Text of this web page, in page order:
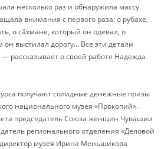
несколько раз и обнаружила массу
внимания с первого раза: о рубахе,
о сӑхмане, который он одевал, о
выстилал дорогу… Все эти детали
рассказывает о своей работе Надежда
получают солидные денежные призы
национального музея «Прокопий».
председатель Союза женщин Чувашии
регионального отделения «Деловой
музея Ирина Меньшикова